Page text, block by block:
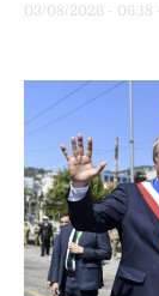
buscando
03/08/2026 - 06:18 -